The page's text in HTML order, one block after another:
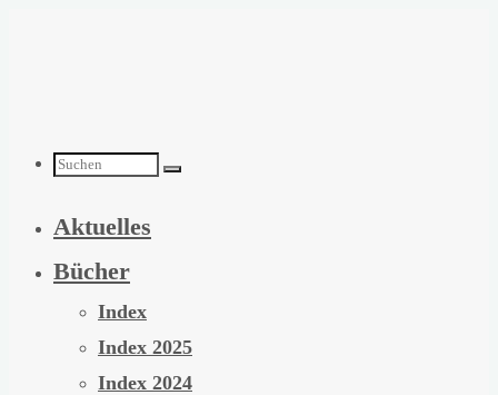
Suchen
nach:
Aktuelles
Bücher
Index
Index 2025
Index 2024